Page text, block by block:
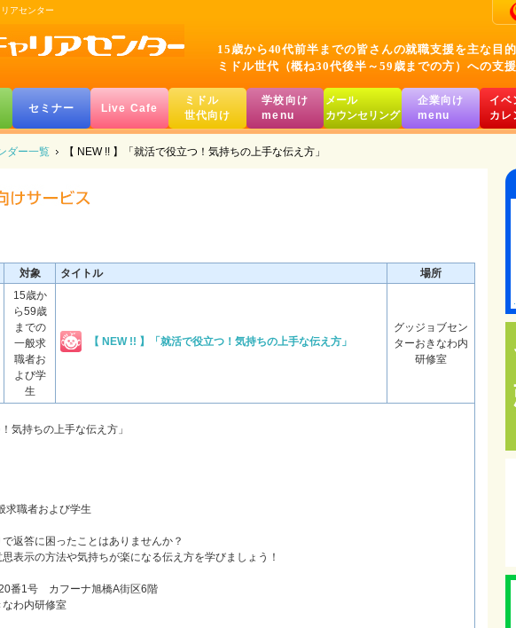
アセンター
15歳から40代前半までの皆さんの就職支援を主な目
ミドル世代（概ね30代後半～59歳までの方）への支
セミナー Live Cafe
ミドル
世代向け
学校向け
menu
メール
カウンセリング
企業向け
menu
イベ
カレ
ダー一覧 【 NEW !! 】「就活で役立つ！気持ちの上手な伝え方」
対象 タイトル 場所
15歳か
ら59歳
までの
一般求
職者お
よび学
生
【 NEW !! 】「就活で役立つ！気持ちの上手な伝え方」
グッジョブセン
ターおきなわ内
研修室
気持ちの上手な伝え方」
職者および学生
返答に困ったことはありませんか？
表示の方法や気持ちが楽になる伝え方を学びましょう！
番1号 カフーナ旭橋A街区6階
わ内研修室